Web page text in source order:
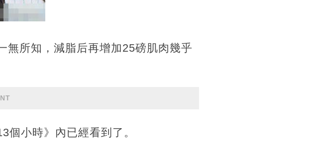
無所知，減脂后再增加25磅肌肉幾乎
個小時》內已經看到了。